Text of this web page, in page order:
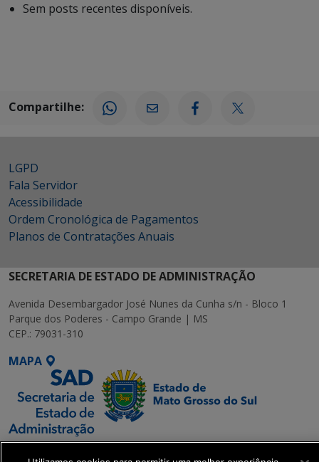
Sem posts recentes disponíveis.
Compartilhe:
LGPD
Fala Servidor
Acessibilidade
Ordem Cronológica de Pagamentos
Planos de Contratações Anuais
SECRETARIA DE ESTADO DE ADMINISTRAÇÃO
Avenida Desembargador José Nunes da Cunha s/n - Bloco 1
Parque dos Poderes - Campo Grande | MS
CEP.: 79031-310
MAPA